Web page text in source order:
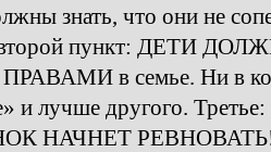
знать, что они не
второй пункт: ДЕТИ
в семье. Ни в коем
и лучше другого.
НАЧНЕТ РЕВНОВАТЬ!